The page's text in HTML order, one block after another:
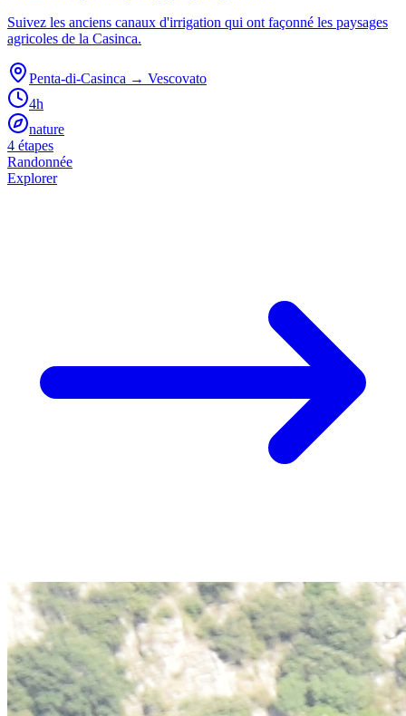
Suivez les anciens canaux d'irrigation qui ont façonné les paysages
agricoles de la Casinca.
Penta-di-Casinca → Vescovato
4h
nature
4 étapes
Randonnée
Explorer